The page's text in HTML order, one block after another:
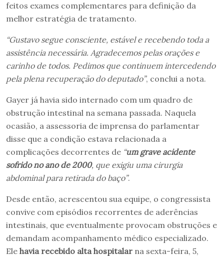
feitos exames complementares para definição da
melhor estratégia de tratamento.
“Gustavo segue consciente, estável e recebendo toda a
assistência necessária. Agradecemos pelas orações e
carinho de todos. Pedimos que continuem intercedendo
pela plena recuperação do deputado”, conclui a nota.
Gayer já havia sido internado com um quadro de
obstrução intestinal na semana passada. Naquela
ocasião, a assessoria de imprensa do parlamentar
disse que a condição estava relacionada a
complicações decorrentes de “um grave acidente
sofrido no ano de 2000, que exigiu uma cirurgia
abdominal para retirada do baço”.
Desde então, acrescentou sua equipe, o congressista
convive com episódios recorrentes de aderências
intestinais, que eventualmente provocam obstruções e
demandam acompanhamento médico especializado.
Ele havia recebido alta hospitalar na sexta-feira, 5,